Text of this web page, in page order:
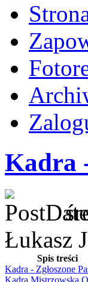
Kadra
Łukasz
Spis treści
Kadra - Zgłoszone